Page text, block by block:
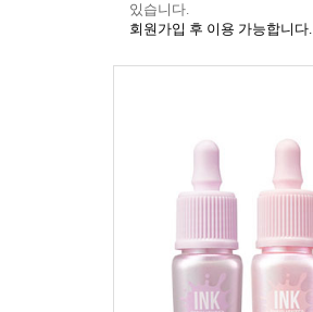
있습니다.
회원가입 후 이용 가능합니다.